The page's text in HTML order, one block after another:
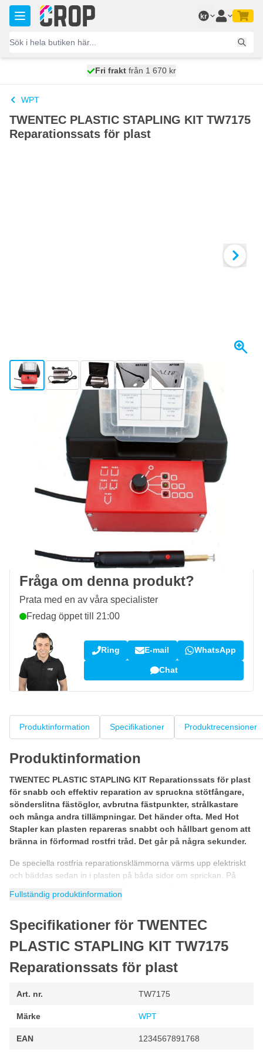
Hoppa till innehållet
kr
skickas idag
Fri frakt från 1 670 kr
100 dagars
WPT
TWENTEC PLASTIC STAPLING KIT TW7175
Reparationssats för plast
View larger imageView larger imageView larger imageView larger imageView larger image
+2
6 293,50 kr Inkl. moms
Lägg till i kundvagn
Beställ före 23:59,
skickas idag
från 1 670 kr
retur- och bytesrätt
Kundrecensioner: 4,58/5(7 072 recensioner)
Fråga om denna produkt?
Prata med en av våra specialister
Fredag öppet till 21:00
Ring E-mail WhatsApp
Chat
Produktinformation Specifikationer Produktrecensioner
Produktinformation
TWENTEC PLASTIC STAPLING KIT Reparationssats för plast
för snabb och effektiv reparation av spruckna stötfångare,
sönderslitna fästöglor, avbrutna fästpunkter, strålkastare
och många andra tillämpningar. Det händer ofta. Med Hot
Stapler kan plasten repareras snabbt och hållbart genom att
bränna in förformad rostfri tråd. Det går på några sekunder.
De speciella rostfria reparationsklämmorna värms upp elektriskt
och bäddas sedan in i plasten på båda sidor om sprickan. På
stark och hållbar förbindning.
Hot Stapler-reparationsmetoden utvecklades ursprungligen för att
reparera brott i plaststötfångare och strålkastarenheter, men
används nu allt oftare för plastreparationer. Det är inte
metoden kan användas på alla typer av plast. Satsen innehåller
i former och diametrar kan du utföra ett brett spektrum av
komplett med:
Fullständig produktinformation
Specifikationer för TWENTEC
PLASTIC STAPLING KIT TW7175
Reparationssats för plast
Art. nr. TW7175
Märke WPT
EAN 1234567891768